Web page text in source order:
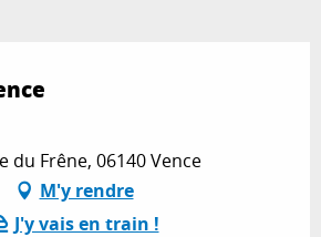
du Frêne, 06140 Vence
M'y rendre
J'y vais en train !